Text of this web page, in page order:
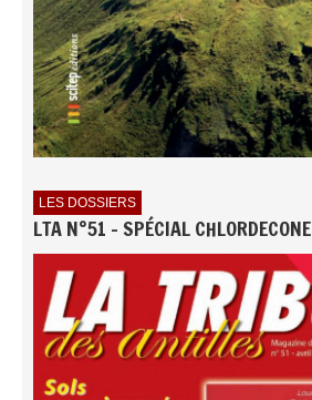
LES DOSSIERS
LTA N°51 - SPÉCIAL CHLORDECONE